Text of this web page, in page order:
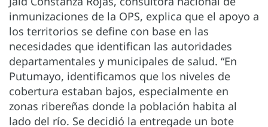
inmunizaciones de la OPS, explica que el apoyo a
los territorios se define con base en las
necesidades que identifican las autoridades
departamentales y municipales de salud. “En
Putumayo, identificamos que los niveles de
cobertura estaban bajos, especialmente en
zonas ribereñas donde la población habita al
lado del río. Se decidió la entregade un bote